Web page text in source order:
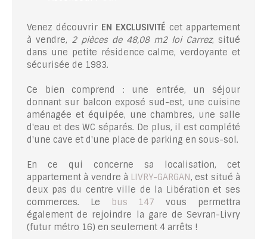
Venez découvrir EN EXCLUSIVITÉ cet appartement
à vendre, 2 pièces de 48,08 m2 loi Carrez, situé
dans une petite résidence calme, verdoyante et
sécurisée de 1983.
Ce bien comprend : une entrée, un séjour
donnant sur balcon exposé sud-est, une cuisine
aménagée et équipée, une chambres, une salle
d'eau et des WC séparés. De plus, il est complété
d'une cave et d'une place de parking en sous-sol.
En ce qui concerne sa localisation, cet
appartement à vendre à LIVRY-GARGAN, est situé à
deux pas du centre ville de la Libération et ses
commerces. Le bus 147 vous permettra
également de rejoindre la gare de Sevran-Livry
(futur métro 16) en seulement 4 arrêts !